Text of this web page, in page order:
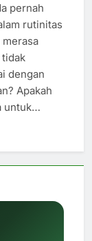
pernah
rutinitas
tidak
dengan
Apakah
untuk…